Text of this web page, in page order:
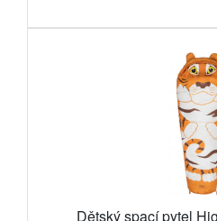
Dětský spací pytel